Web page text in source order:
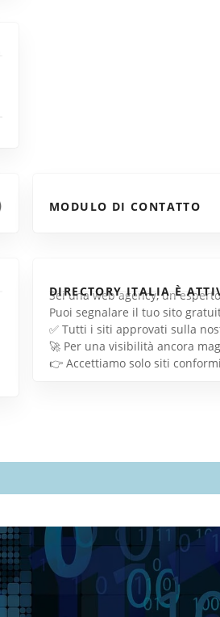
MODULO DI CONTATTO
DIRECTORY ITALIA È
Sei una web agency, un
Puoi segnalare il tuo sito
✅ Tutti i siti approvati sulla
🚀 Per una visibilità ancora
👉 Accettiamo solo siti